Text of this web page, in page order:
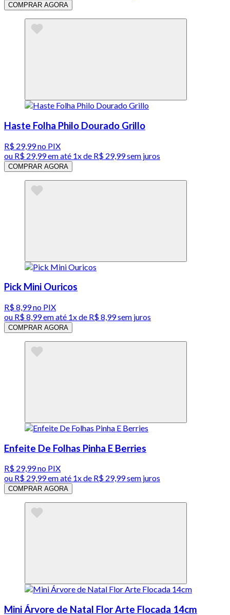
COMPRAR AGORA
Haste Folha Philo Dourado Grillo
R$ 29,99no PIX
ou R$ 29,99em até 1x de R$ 29,99sem juros
COMPRAR AGORA
Pick Mini Ouricos
R$ 8,99no PIX
ou R$ 8,99em até 1x de R$ 8,99sem juros
COMPRAR AGORA
Enfeite De Folhas Pinha E Berries
R$ 29,99no PIX
ou R$ 29,99em até 1x de R$ 29,99sem juros
COMPRAR AGORA
Mini Árvore de Natal Flor Arte Flocada 14cm